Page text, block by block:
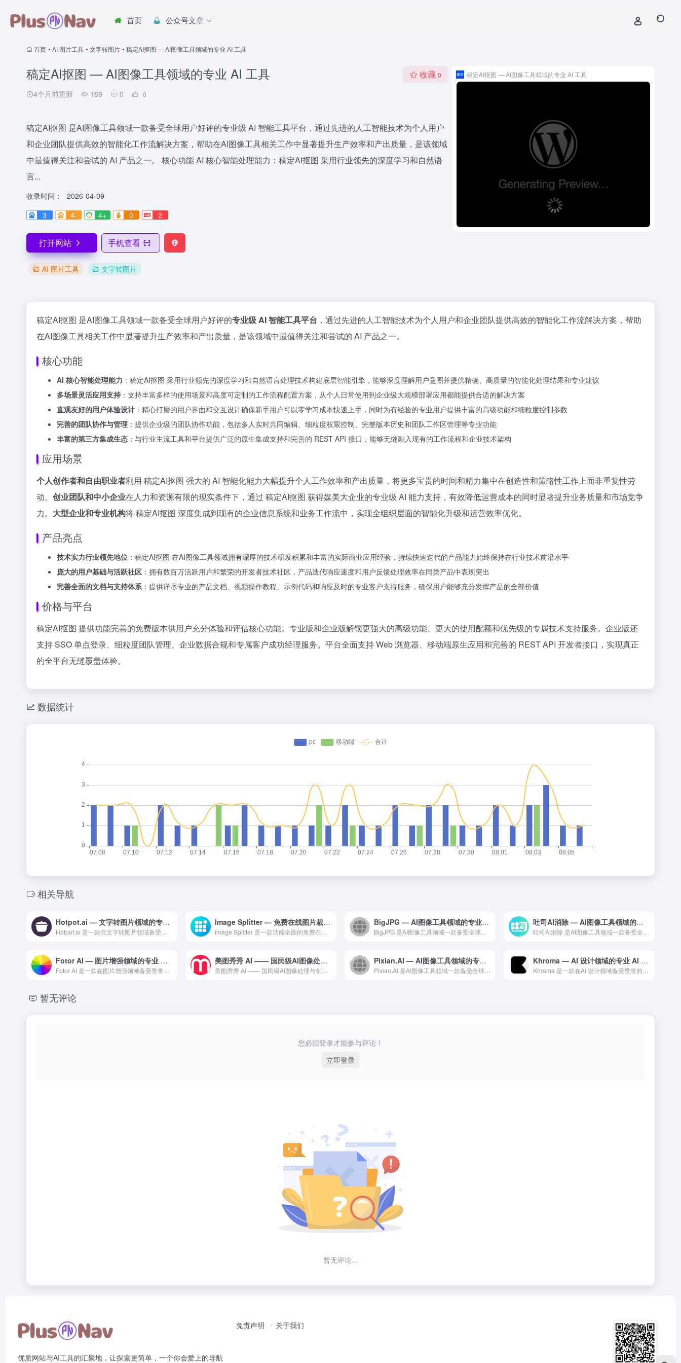
首页 公众号文章
首页 • AI 图片工具 • 文字转图片 • 稿定AI抠图 — AI图像工具领域的专业 AI 工具
稿定AI抠图 — AI图像工具领域的专业 AI 工具
4个月前更新 189 0 0
收藏 0
稿定AI抠图 是AI图像工具领域一款备受全球用户好评的专业级 AI 智能工具平台，通过先进的人工智能技术为个人用户
和企业团队提供高效的智能化工作流解决方案，帮助在AI图像工具相关工作中显著提升生产效率和产出质量，是该领域
中最值得关注和尝试的 AI 产品之一。 核心功能 AI 核心智能处理能力：稿定AI抠图 采用行业领先的深度学习和自然语
言...
收录时间：
2026-04-09
3
4- 4+ 0 2
打开网站 手机查看
AI 图片工具 文字转图片
稿定AI抠图 — AI图像工具领域的专业 AI 工具
稿定AI抠图 是AI图像工具领域一款备受全球用户好评的专业级 AI 智能工具平台 ，通过先进的人工智能技术为个人用户和企业团队提供高效的智能化工作流解决方案，帮助
在AI图像工具相关工作中显著提升生产效率和产出质量，是该领域中最值得关注和尝试的 AI 产品之一。
核心功能
AI 核心智能处理能力 ：稿定AI抠图 采用行业领先的深度学习和自然语言处理技术构建底层智能引擎，能够深度理解用户意图并提供精确、高质量的智能化处理结果和专业建议
多场景灵活应用支持 ：支持丰富多样的使用场景和高度可定制的工作流程配置方案，从个人日常使用到企业级大规模部署应用都能提供合适的解决方案
直观友好的用户体验设计 ：精心打磨的用户界面和交互设计确保新手用户可以零学习成本快速上手，同时为有经验的专业用户提供丰富的高级功能和细粒度控制参数
完善的团队协作与管理 ：提供企业级的团队协作功能，包括多人实时共同编辑、细粒度权限控制、完整版本历史和团队工作区管理等专业功能
丰富的第三方集成生态 ：与行业主流工具和平台提供广泛的原生集成支持和完善的 REST API 接口，能够无缝融入现有的工作流程和企业技术架构
应用场景
个人创作者和自由职业者利用 稿定AI抠图 强大的 AI 智能化能力大幅提升个人工作效率和产出质量，将更多宝贵的时间和精力集中在创造性和策略性工作上而非重复性劳
动。 创业团队和中小企业在人力和资源有限的现实条件下，通过 稿定AI抠图 获得媒美大企业的专业级 AI 能力支持，有效降低运营成本的同时显著提升业务质量和市场竞争
力。 大型企业和专业机构将 稿定AI抠图 深度集成到现有的企业信息系统和业务工作流中，实现全组织层面的智能化升级和运营效率优化。
产品亮点
技术实力行业领先地位 ：稿定AI抠图 在AI图像工具领域拥有深厚的技术研发积累和丰富的实际商业应用经验，持续快速迭代的产品能力始终保持在行业技术前沿水平
庞大的用户基础与活跃社区 ：拥有数百万活跃用户和繁荣的开发者技术社区，产品迭代响应速度和用户反馈处理效率在同类产品中表现突出
完善全面的文档与支持体系：提供详尽专业的产品文档、视频操作教程、示例代码和响应及时的专业客户支持服务，确保用户能够充分发挥产品的全部价值
价格与平台
稿定AI抠图 提供功能完善的免费版本供用户充分体验和评估核心功能。专业版和企业版解锁更强大的高级功能、更大的使用配额和优先级的专属技术支持服务。企业版还
支持 SSO 单点登录、细粒度团队管理、企业数据合规和专属客户成功经理服务。平台全面支持 Web 浏览器、移动端原生应用和完善的 REST API 开发者接口，实现真正
的全平台无缝覆盖体验。
数据统计
相关导航
Hotpot.ai — 文字转图片领域的专业 AI 工具 Image Splitter — 免费在线图片裁剪拼图与格式转换工具箱 BigJPG — AI图像工具领域的专业 AI 工具 吐司AI消除 — AI图像工具领域的专业 AI 工具
Fotor AI — 图片增强领域的专业 AI 工具 美图秀秀 AI —— 国民级AI图像处理与创作平台 Pixian.AI — AI图像工具领域的专业 AI 工具 Khroma — AI 设计领域的专业 AI 工具
暂无评论
您必须登录才能参与评论！
立即登录
暂无评论...
优质网站与AI工具的汇聚地，让探索更简单，一个你会爱上的导航
免责声明 关于我们